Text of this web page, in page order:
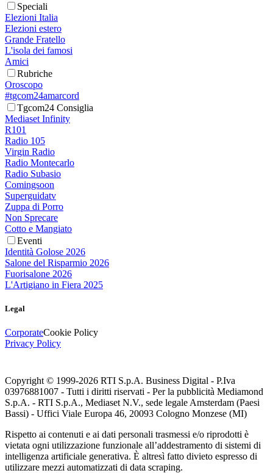
Speciali
Elezioni Italia
Elezioni estero
Grande Fratello
L'isola dei famosi
Amici
Rubriche
Oroscopo
#tgcom24amarcord
Tgcom24 Consiglia
Mediaset Infinity
R101
Radio 105
Virgin Radio
Radio Montecarlo
Radio Subasio
Comingsoon
Superguidatv
Zuppa di Porro
Non Sprecare
Cotto e Mangiato
Eventi
Identità Golose 2026
Salone del Risparmio 2026
Fuorisalone 2026
L'Artigiano in Fiera 2025
Legal
CorporateCookie Policy
Privacy Policy
Copyright © 1999-2026 RTI S.p.A. Business Digital - P.Iva
03976881007 - Tutti i diritti riservati - Per la pubblicità Mediamond
S.p.A. - RTI S.p.A., Mediaset N.V., sede legale Amsterdam (Paesi
Bassi) - Uffici Viale Europa 46, 20093 Cologno Monzese (MI)
Rispetto ai contenuti e ai dati personali trasmessi e/o riprodotti è
vietata ogni utilizzazione funzionale all’addestramento di sistemi di
intelligenza artificiale generativa. È altresì fatto divieto espresso di
utilizzare mezzi automatizzati di data scraping.